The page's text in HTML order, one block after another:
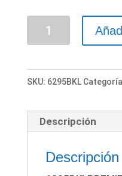
PREMIER
Negro
cantidad
SKU: 6295BKL
Descripción
Descripción